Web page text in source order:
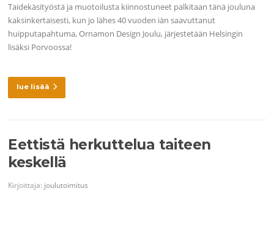
Taidekäsityöstä ja muotoilusta kiinnostuneet palkitaan tänä jouluna
kaksinkertaisesti, kun jo lähes 40 vuoden iän saavuttanut
huipputapahtuma, Ornamon Design Joulu, järjestetään Helsingin
lisäksi Porvoossa!
lue lisää
Eettistä herkuttelua taiteen
keskellä
Kirjoittaja: joulutoimitus